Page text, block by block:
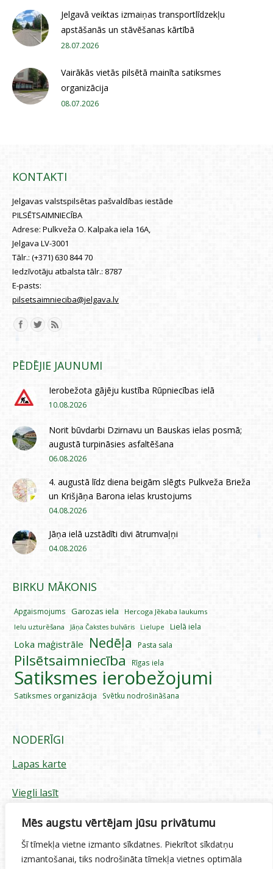
Mēs augstu vērtējam jūsu privātumu
Šī tīmekļa vietne izmanto sīkdatnes. Piekrītot sīkdatņu
izmantošanai, tiks nodrošināta tīmekļa vietnes optimāla
Jelgavā veiktas izmaiņas transportlīdzekļu
apstāšanās un stāvēšanas kārtībā
28.07.2026
Vairākās vietās pilsētā mainīta satiksmes
organizācija
08.07.2026
KONTAKTI
Jelgavas valstspilsētas pašvaldības iestāde
PILSĒTSAIMNIECĪBA
Adrese: Pulkveža O. Kalpaka iela 16A,
Jelgava LV-3001
Tālr.: (+371) 630 844 70
Iedzīvotāju atbalsta tālr.: 8787
E-pasts:
pilsetsaimnieciba@jelgava.lv
Find us on:
PĒDĒJIE JAUNUMI
Ierobežota gājēju kustība Rūpniecības ielā
10.08.2026
Norit būvdarbi Dzirnavu un Bauskas ielas posmā;
augustā turpināsies asfaltēšana
06.08.2026
4. augustā līdz diena beigām slēgts Pulkveža Brieža
un Krišjāņa Barona ielas krustojums
04.08.2026
Jāņa ielā uzstādīti divi ātrumvaļņi
04.08.2026
BIRKU MĀKONIS
Apgaismojums Garozas iela
Hercoga Jēkaba laukums
Ielu uzturēšana
Jāņa Čakstes bulvāris Lielupe Lielā iela
Loka maģistrāle Nedēļa Pasta sala
Pilsētsaimniecība Rīgas iela
Satiksmes ierobežojumi
Satiksmes organizācija Svētku nodrošināšana
NODERĪGI
Lapas karte
Viegli lasīt
Piekļūstamības paziņojums
Sīkdatņu izmantošana